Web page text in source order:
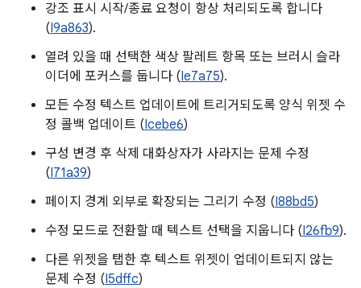
강조 표시 시작/종료 요청이 항상 처리되도록 합니다
(I9a863).
열려 있을 때 선택한 색상 팔레트 항목 또는 브러시 슬라
이더에 포커스를 둡니다 (Ie7a75).
모든 수정 텍스트 업데이트에 트리거되도록 양식 위젯 수
정 콜백 업데이트 (Icebe6)
구성 변경 후 삭제 대화상자가 사라지는 문제 수정
(I71a39)
페이지 경계 외부로 확장되는 그리기 수정 (I88bd5)
수정 모드로 전환할 때 텍스트 선택을 지웁니다 (I26fb9).
다른 위젯을 탭한 후 텍스트 위젯이 업데이트되지 않는
문제 수정 (I5dffc)